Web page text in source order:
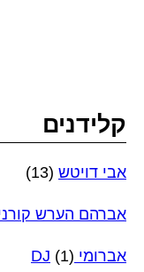
קלידנים
אבי דויטש (13)
אברהם הערש
אברומי DJ (1)